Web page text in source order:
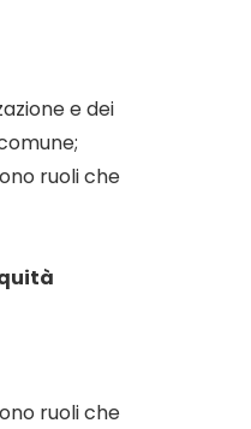
e dei
ruoli che
ruoli che